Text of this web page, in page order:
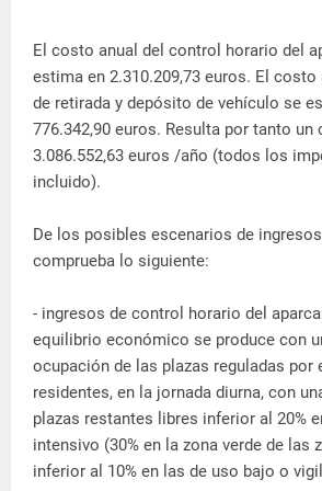
El costo anual del control horario del
estima en 2.310.209,73 euros. El
de retirada y depósito de vehículo se
776.342,90 euros. Resulta por tanto
3.086.552,63 euros /año (todos los
incluido).
De los posibles escenarios de
comprueba lo siguiente:
- ingresos de control horario del
equilibrio económico se produce con
ocupación de las plazas reguladas por
residentes, en la jornada diurna, con
plazas restantes libres inferior al 20%
intensivo (30% en la zona verde de las
inferior al 10% en las de uso bajo o